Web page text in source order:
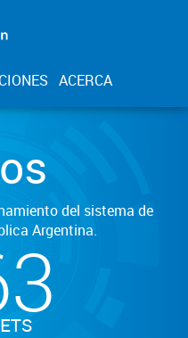
ACERCA
del sistema de
Argentina.